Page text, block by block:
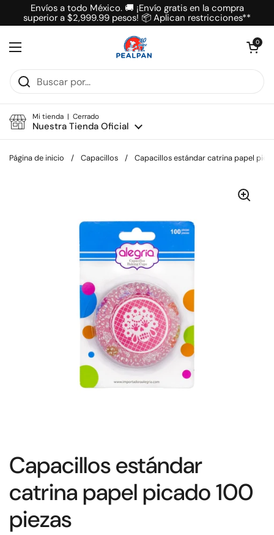
Ir al contenido
Envíos a todo México. 🚚 ¡Envío gratis en la compra
superior a $2,999.99 pesos! 📦 Aplican restricciones**
Abrir menú
Abrir carrito
0
Mi tienda | Cerrado
Nuestra Tienda Oficial
Página de inicio / Capacillos / Capacillos estándar catrina papel
Capacillos estándar
catrina papel picado 100
piezas